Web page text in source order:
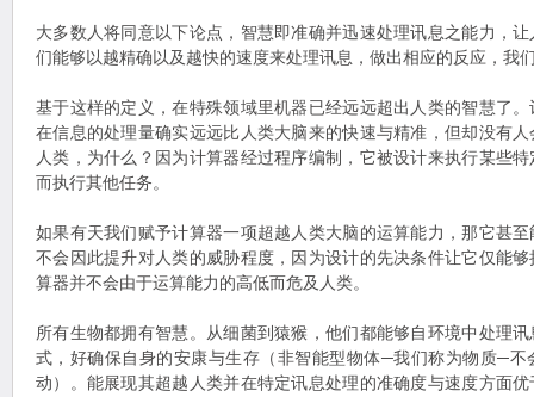
大多数人将同意以下论点，智慧即准确并迅速处理讯息之能力，
们能够以越精确以及越快的速度来处理讯息，做出相应的反应，我
基于这样的定义，在特殊领域里机器已经远远超出人类的智慧了
在信息的处理量确实远远比人类大脑来的快速与精准，但却没有
人类，为什么？因为计算器经过程序编制，它被设计来执行某些
而执行其他任务。
如果有天我们赋予计算器一项超越人类大脑的运算能力，那它甚
不会因此提升对人类的威胁程度，因为设计的先决条件让它仅能
算器并不会由于运算能力的高低而危及人类。
所有生物都拥有智慧。从细菌到猿猴，他们都能够自环境中处理
式，好确保自身的安康与生存（非智能型物体─我们称为物质─不
动）。能展现其超越人类并在特定讯息处理的准确度与速度方面